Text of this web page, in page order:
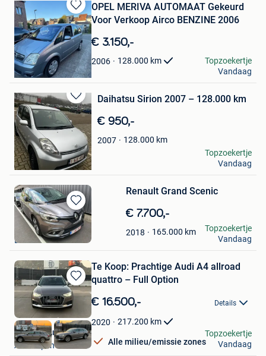
Bewaren
in
Mijn
Favorieten
OPEL MERIVA AUTOMAAT Gekeurd
Voor Verkoop Airco BENZINE 2006
€ 3.150,-
2006 128.000 km
Robik
Kortrijk
Topzoekertje
Vandaag
Bewaren
in
Mijn
Favorieten
Daihatsu Sirion 2007 – 128.000 km
€ 950,-
2007 128.000 km
Yamina
Leuven
Topzoekertje
Vandaag
Bewaren
in
Mijn
Favorieten
Renault Grand Scenic
€ 7.700,-
2018 165.000 km
Maksim
Deurne
Topzoekertje
Vandaag
Bewaren
in
Mijn
Favorieten
Te Koop: Prachtige Audi A4 allroad
quattro – Full Option
€ 16.500,- Details
2020 217.200 km
Alle milieu/emissie zones
Benelux Automotive
Antwerpen
Topzoekertje
Vandaag